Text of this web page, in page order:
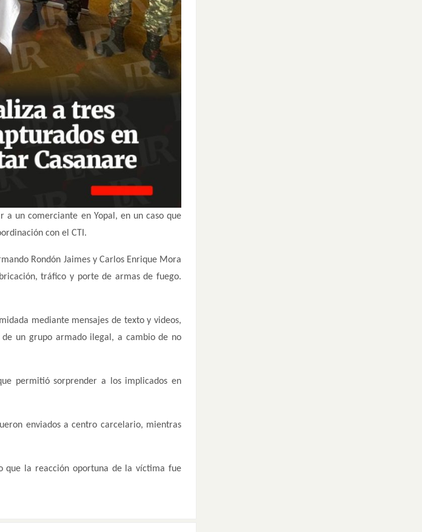
a un comerciante en Yopal, en un caso que
con el CTI.
Rondón Jaimes y Carlos Enrique Mora
tráfico y porte de armas de fuego.
mediante mensajes de texto y videos,
un grupo armado ilegal, a cambio de no
permitió sorprender a los implicados en
enviados a centro carcelario, mientras
que la reacción oportuna de la víctima fue